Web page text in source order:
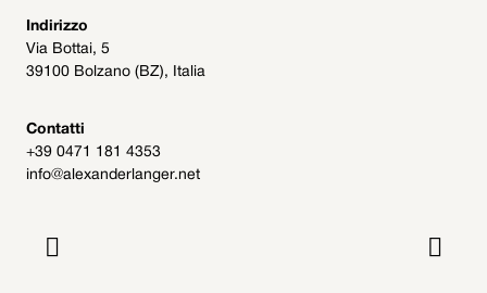
Indirizzo
Via Bottai, 5
39100 Bolzano (BZ), Italia
Contatti
+39 0471 181 4353
info@alexanderlanger.net
 